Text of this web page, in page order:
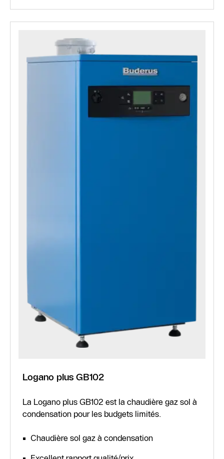
Logano plus GB102
La Logano plus GB102 est la chaudière gaz sol à
condensation pour les budgets limités.
Chaudière sol gaz à condensation